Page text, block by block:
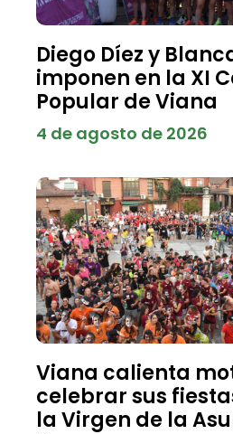
Diego Díez y
imponen en la XI
Popular de Viana
4 de agosto de 2026
Viana calienta
celebrar sus
la Virgen de la